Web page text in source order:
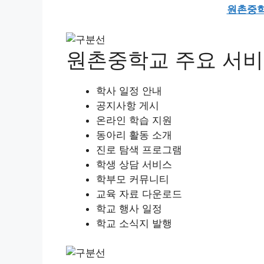
원촌중
원촌중학교 주요 서
학사 일정 안내
공지사항 게시
온라인 학습 지원
동아리 활동 소개
진로 탐색 프로그램
학생 상담 서비스
학부모 커뮤니티
교육 자료 다운로드
학교 행사 일정
학교 소식지 발행